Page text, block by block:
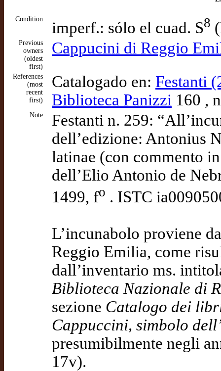
Condition imperf.: sólo el cuad. S8
Previous
owners
(oldest
first)
Cappucini di Reggio
References
(most
recent
first)
Catalogado en: Festanti
Biblioteca Panizzi 160 ,
Note
Festanti n. 259:
dell’edizione: Antonius
latinae (con commento
dell’Elio Antonio de
1499, fo . ISTC
L’incunabolo proviene
Reggio Emilia, come
dall’inventario ms.
Biblioteca Nazionale di
sezione Catalogo dei
Cappuccini, simbolo
presumibilmente negli
17v).